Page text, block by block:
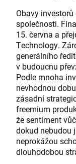
Obavy
společnosti.
15. června a
Technology.
generálního
v budoucnu
Podle mnoha
nevhodnou
zásadní
freemium
že sentiment
dokud nebudou
neprokážou
dlouhodobou